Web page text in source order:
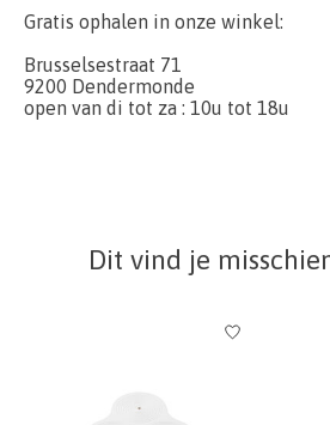
Gratis ophalen in onze winkel:
Brusselsestraat 71
9200 Dendermonde
open van di tot za : 10u tot 18u
Dit vind je
Items van productcarrousel